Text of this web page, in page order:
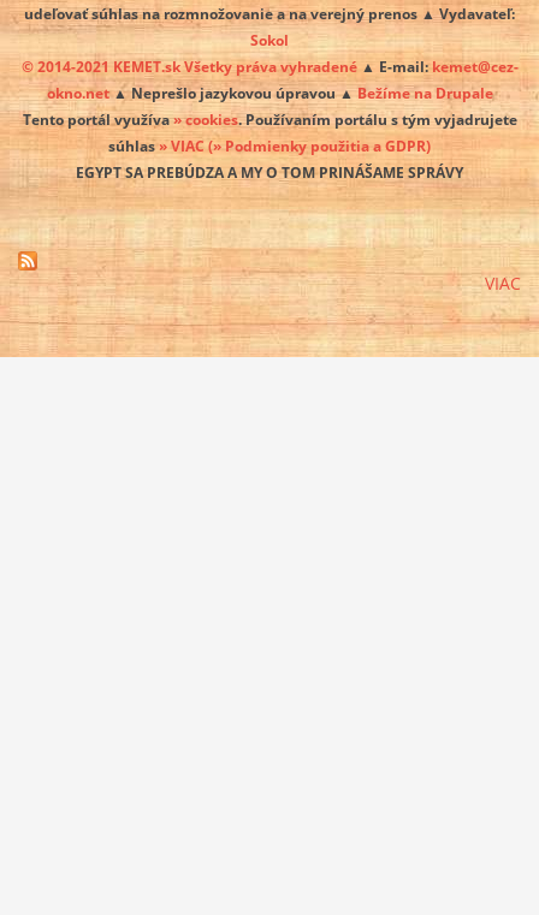
udeľovať súhlas na rozmnožovanie a na verejný prenos ▲ Vydavateľ:
Sokol
© 2014-2021 KEMET.sk Všetky práva vyhradené▲ E-mail: kemet@cez-
okno.net▲ Neprešlo jazykovou úpravou ▲ Bežíme na Drupale
Tento portál využíva» cookies. Používaním portálu s tým vyjadrujete
súhlas» VIAC(» Podmienky použitia a GDPR)
EGYPT SA PREBÚDZA A MY O TOM PRINÁŠAME SPRÁVY
VIAC